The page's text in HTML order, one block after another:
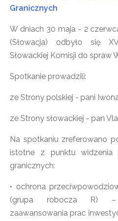
Granicznych
W dniach 30 maja - 2
(Słowacja) odbyło się
Słowackiej Komisji do spraw
Spotkanie prowadzili:
ze Strony polskiej - pani
ze Strony słowackiej - pan
Na spotkaniu zreferowano
istotne z punktu widzenia
granicznych:
• ochrona
(grupa robocza R) –
zaawansowania prac